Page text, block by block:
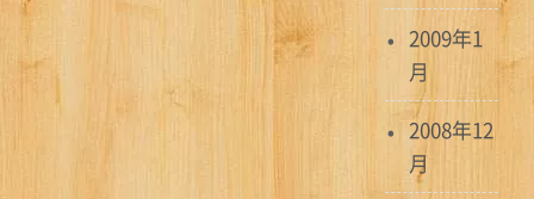
2009年1
月
2008年12
月